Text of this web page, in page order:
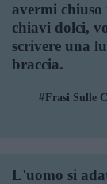
avermi
chiavi dolci,
scrivere una
braccia.
Frasi Sulle
L'uomo si